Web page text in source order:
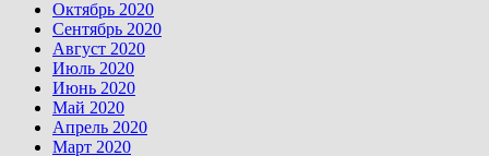
Октябрь 2020
Сентябрь 2020
Август 2020
Июль 2020
Июнь 2020
Май 2020
Апрель 2020
Март 2020